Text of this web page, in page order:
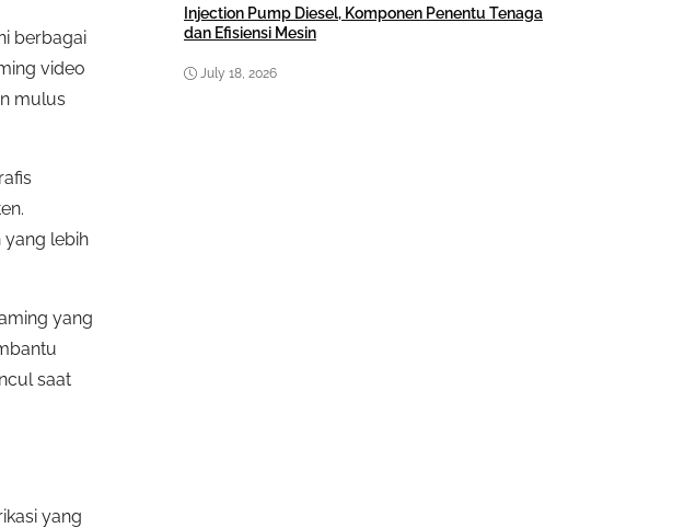
berbagai
video
mulus
yang lebih
yang
saat
yang
Injection Pump Diesel, Komponen Penentu Tenaga
dan Efisiensi Mesin
July 18, 2026